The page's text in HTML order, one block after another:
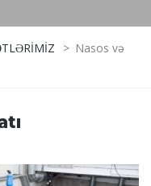
> Nasos və